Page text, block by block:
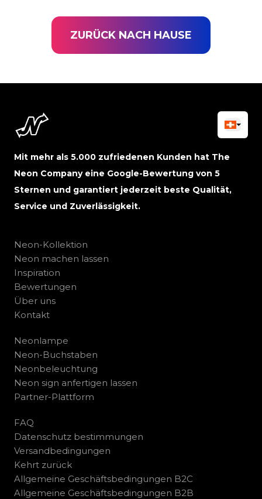
ZURÜCK NACH HAUSE
Mit mehr als 5.000 zufriedenen Kunden hat The
Neon Company eine Google-Bewertung von 5
Sternen und garantiert jederzeit beste Qualität,
Service und Zuverlässigkeit.
Neon-Kollektion
Neon machen lassen
Inspiration
Bewertungen
Über uns
Kontakt
Neonlampe
Neon-Buchstaben
Neonbeleuchtung
Neon sign anfertigen lassen
Partner-Plattform
FAQ
Datenschutz bestimmungen
Versandbedingungen
Kehrt zurück
Allgemeine Geschäftsbedingungen B2C
Allgemeine Geschäftsbedingungen B2B